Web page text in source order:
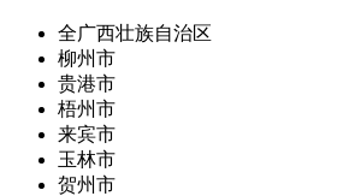
全广西壮族自治区
柳州市
贵港市
梧州市
来宾市
玉林市
贺州市